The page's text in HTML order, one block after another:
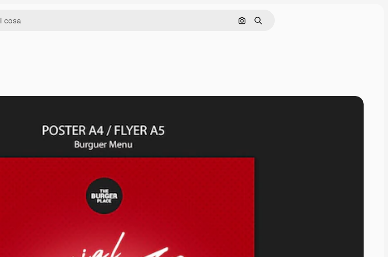
Cerca per immagine
Ricerca